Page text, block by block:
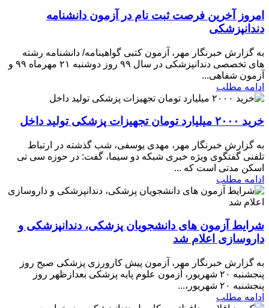
امروز آخرین فرصت ثبت نام در آزمون دانشنامه
دندانپزشکی
به گزارش خبرنگار مهر، آزمون کتبی گواهینامه/ دانشنامه رشته
های تخصصی دندانپزشکی در سال ۹۹ روز دوشنبه ۲۱ مهرماه ۹۹ و
آزمون شفاهی...
ادامه مطلب
خرید ۲۰۰۰ میلیارد تومان تجهیزات پزشکی تولید داخل
به گزارش خبرنگار مهر، مهدی یوسفی، شب گذشته در ارتباط
تلفنی گفتگوی ویژه خبری شبکه دو سیما، گفت: در حوزه سی تی
اسکن مدتی است که ...
ادامه مطلب
شرایط آزمون های دانشجویان پزشکی، دندانپزشکی و
داروسازی اعلام شد
به گزارش خبرنگار مهر، آزمون پیش کارورزی پزشکی صبح روز
پنجشنبه ۲۰ شهریور، آزمون علوم پایه پزشکی بعدازظهر روز
پنجشنبه ۲۰ شهریور،...
ادامه مطلب